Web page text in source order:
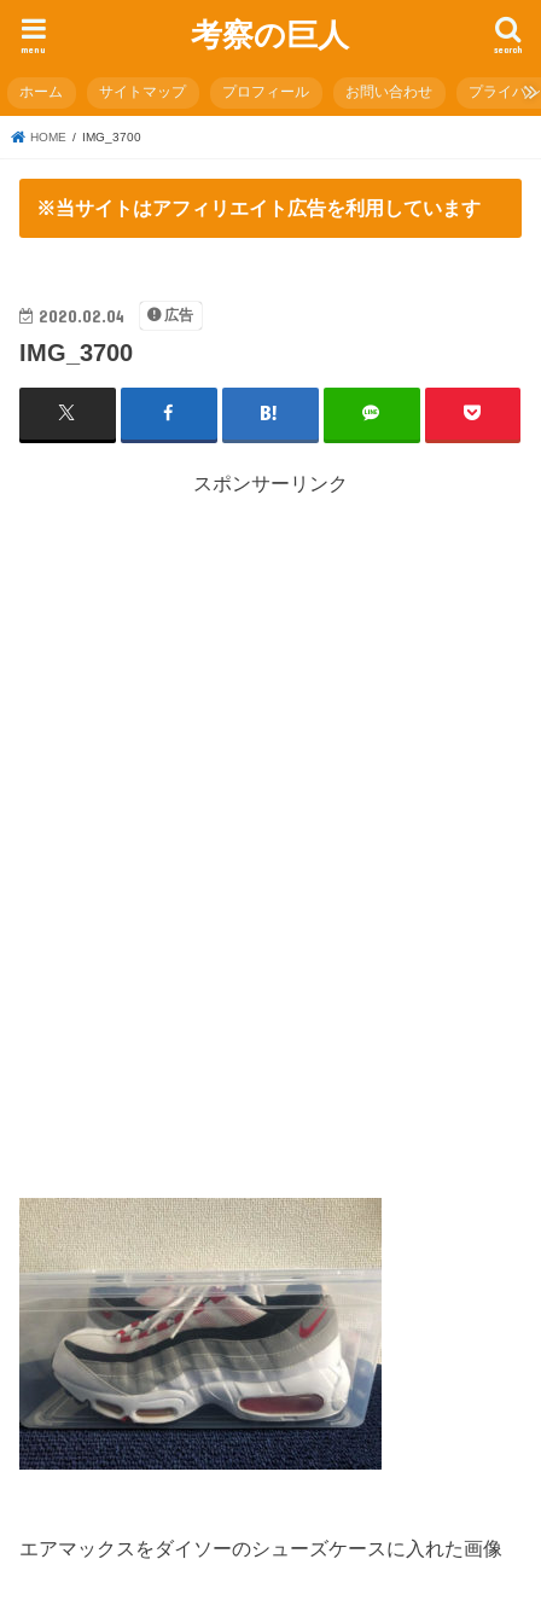
考察の巨人 search
menu
ホーム サイトマップ プロフィール お問い合わせ プライバ
HOME IMG_3700
※当サイトはアフィリエイト広告を利用しています
2020.02.04 広告
IMG_3700
スポンサーリンク
エアマックスをダイソーのシューズケースに入れた画像